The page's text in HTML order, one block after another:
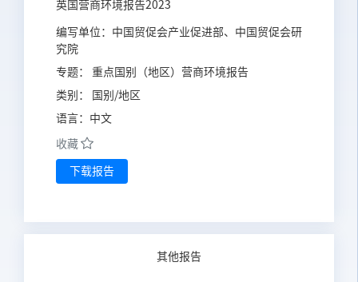
英国营商环境报告2023
编写单位： 中国贸促会产业促进部、中国贸促会研
究院
专题： 重点国别（地区）营商环境报告
类别： 国别/地区
语言： 中文
收藏
下载报告
其他报告